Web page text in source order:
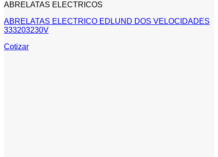
ABRELATAS ELECTRICOS
ABRELATAS ELECTRICO EDLUND DOS VELOCIDADES
333203230V
Cotizar